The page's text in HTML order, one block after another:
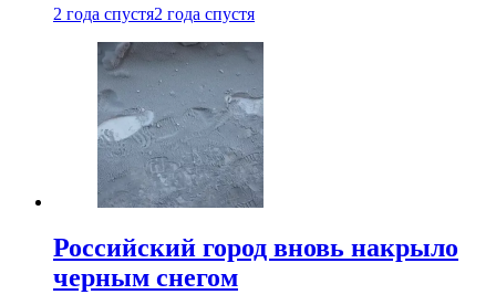
2 года спустя2 года спустя
Российский город вновь накрыло
черным снегом